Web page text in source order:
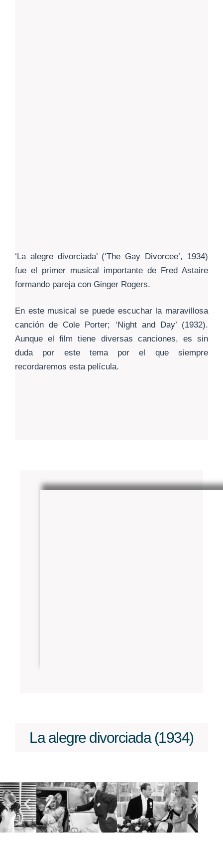
‘La alegre divorciada’ (‘The Gay Divorcee’, 1934)
fue el primer musical importante de Fred Astaire
formando pareja con Ginger Rogers.
En este musical se puede escuchar la maravillosa
canción de Cole Porter; ‘Night and Day’ (1932).
Aunque el film tiene diversas canciones, es sin
duda por este tema por el que siempre
recordaremos esta película.
La alegre divorciada (1934)